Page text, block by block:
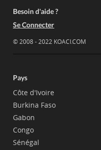
Besoin d'aide ?
Se Connecter
© 2008 - 2022 KOACI.COM
Pays
Côte d'Ivoire
Burkina Faso
Gabon
Congo
Sénégal